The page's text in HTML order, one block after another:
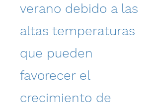
verano debido a las
altas temperaturas
que pueden
favorecer el
crecimiento de